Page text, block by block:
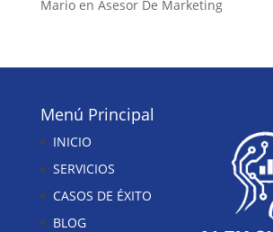
Marioen Asesor De Marketing
Menú Principal
INICIO
SERVICIOS
CASOS DE ÉXITO
BLOG